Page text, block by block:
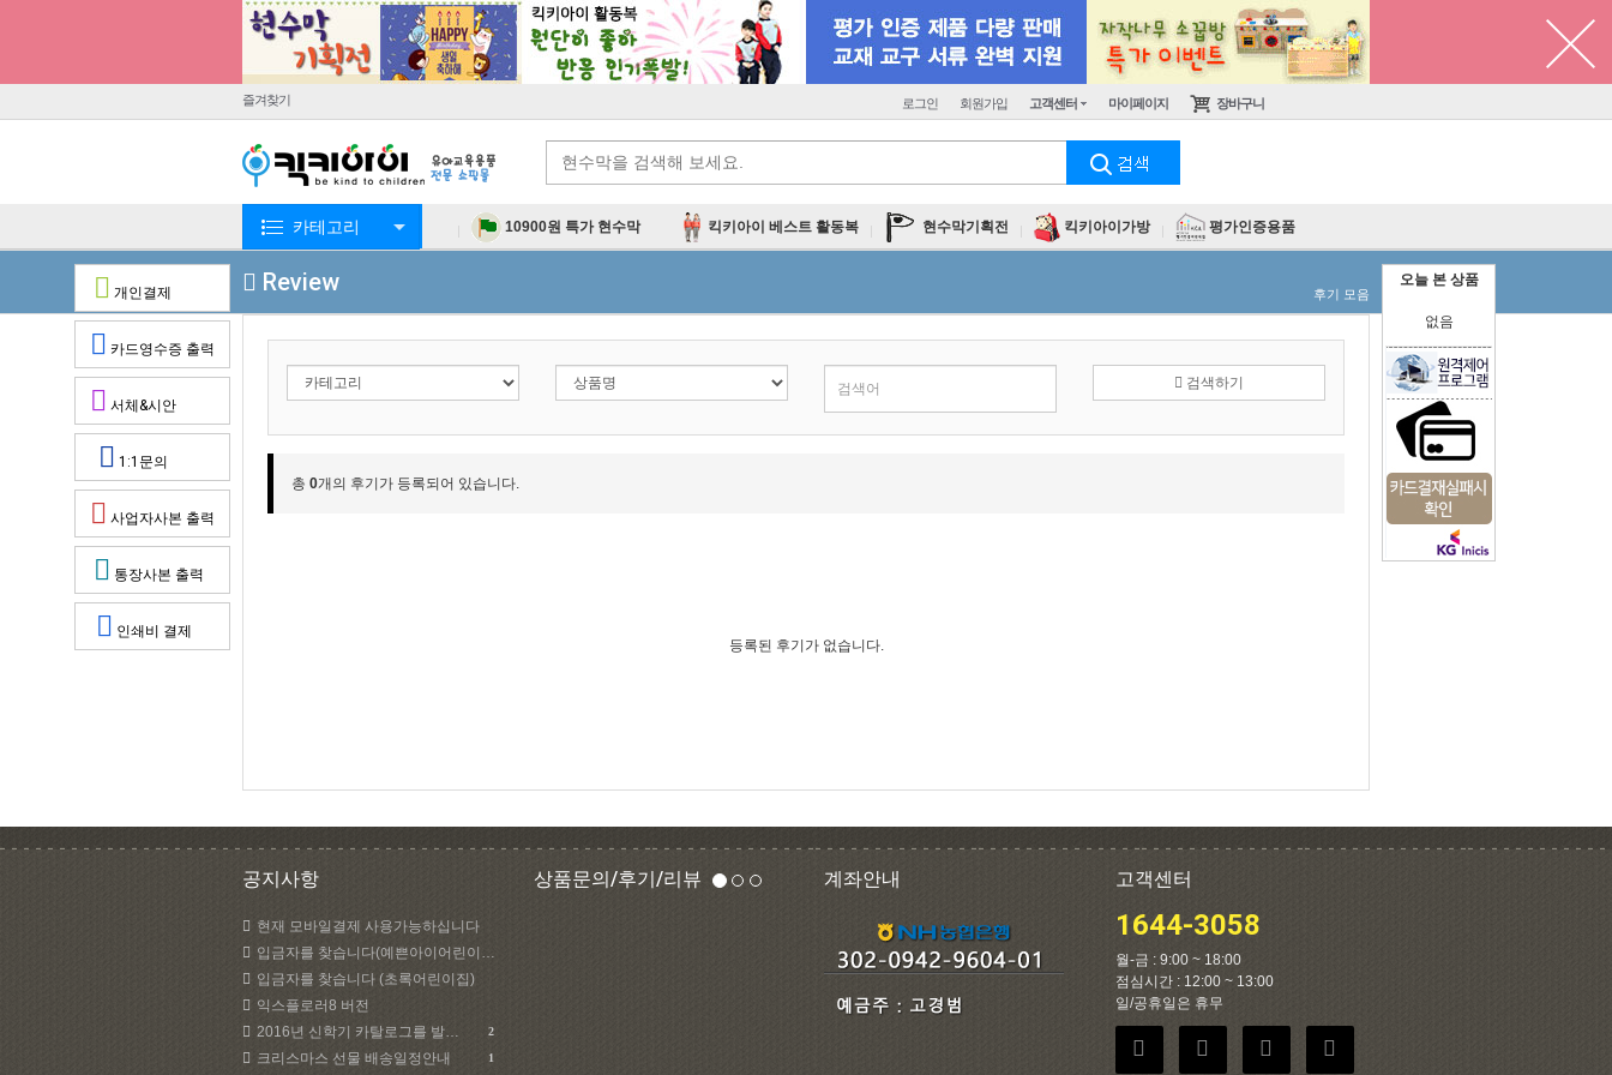
로그인 회원가입 고객센터 마이페이지 장바구니
즐겨찾기
카테고리 10900원 특가 현수막 킥키아이 베스트 활동복 현수막기획전 킥키아이가방 평가인증용품
Review 후기 모음
검색하기
총 0개의 후기가 등록되어 있습니다.
등록된 후기가 없습니다.
오늘 본 상품
없음
개인결제
카드영수증 출력
서체&시안
1:1문의
사업자사본 출력
통장사본 출력
인쇄비 결제
공지사항
현재 모바일결제 사용가능하십니다
입금자를 찾습니다(예쁜아이어린이집)
입금자를 찾습니다 (초록어린이집)
익스플로러8 버전
2
2016년 신학기 카탈로그를 발송하였습니다.
1
크리스마스 선물 배송일정안내
상품문의/후기/리뷰 계좌안내 고객센터
1644-3058
월-금 : 9:00 ~ 18:00
점심시간 : 12:00 ~ 13:00
일/공휴일은 휴무